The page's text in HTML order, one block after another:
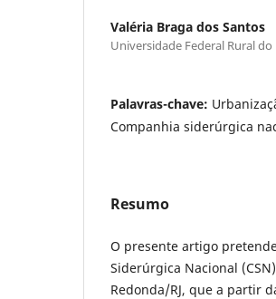
Valéria Braga dos Santos
Universidade Federal Rural do
Palavras-chave:
Companhia siderúrgica
Resumo
O presente artigo
Siderúrgica Nacional
Redonda/RJ, que a partir